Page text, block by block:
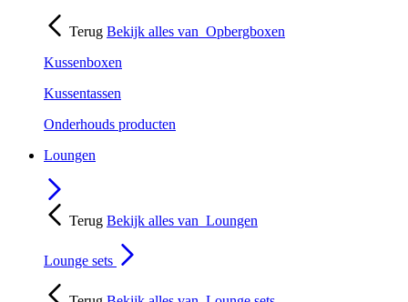
Terug Bekijk alles van Opbergboxen
Kussenboxen
Kussentassen
Onderhouds producten
Loungen
Terug Bekijk alles van Loungen
Lounge sets